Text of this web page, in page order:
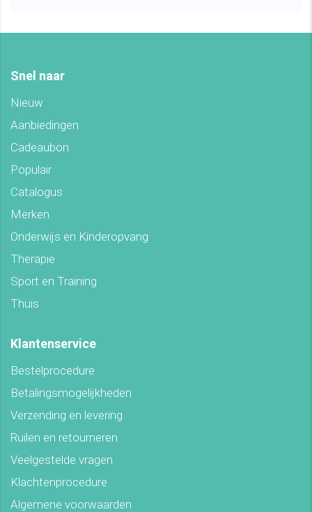
Snel naar
Nieuw
Aanbiedingen
Cadeaubon
Populair
Catalogus
Merken
Onderwijs en Kinderopvang
Therapie
Sport en Training
Thuis
Klantenservice
Bestelprocedure
Betalingsmogelijkheden
Verzending en levering
Ruilen en retourneren
Veelgestelde vragen
Klachtenprocedure
Algemene voorwaarden